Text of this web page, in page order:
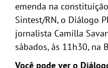
emenda na
Sintest/RN, o Diálogo
jornalista Camilla
sábados, às 11h30, na
Você pode ver o